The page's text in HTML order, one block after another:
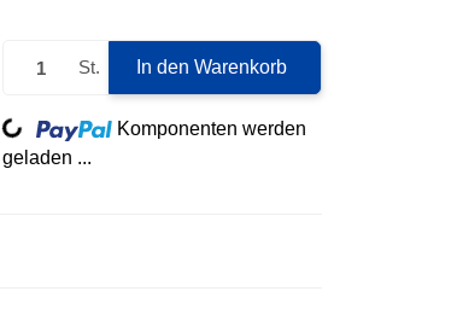
St. In den Warenkorb
Komponenten werden
geladen ...